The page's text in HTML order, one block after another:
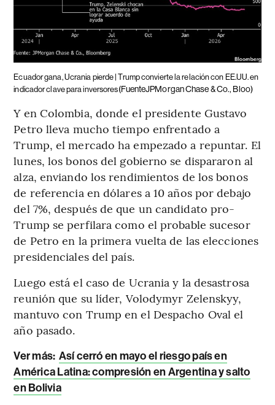
Ecuador gana, Ucrania pierde | Trump convierte la relación con EE.UU. en
indicador clave para inversores(FuenteJPMorgan Chase & Co., Bloo)
Y en Colombia, donde el presidente Gustavo
Petro lleva mucho tiempo enfrentado a
Trump, el mercado ha empezado a repuntar. El
lunes, los bonos del gobierno se dispararon al
alza, enviando los rendimientos de los bonos
de referencia en dólares a 10 años por debajo
del 7%, después de que un candidato pro-
Trump se perfilara como el probable sucesor
de Petro en la primera vuelta de las elecciones
presidenciales del país.
Luego está el caso de Ucrania y la desastrosa
reunión que su líder, Volodymyr Zelenskyy,
mantuvo con Trump en el Despacho Oval el
año pasado.
Ver más: Así cerró en mayo el riesgo país en
América Latina: compresión en Argentina y salto
en Bolivia